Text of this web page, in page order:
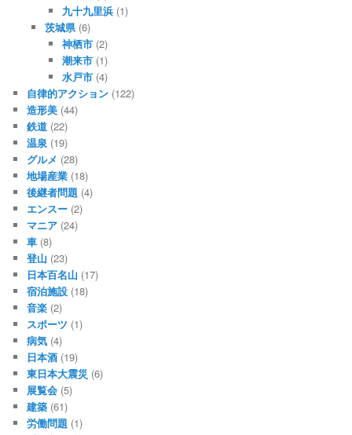
九十九里浜 (1)
茨城県(6)
神栖市 (2)
潮来市 (1)
水戸市 (4)
自律的アクション (122)
造形美 (44)
鉄道 (22)
温泉 (19)
グルメ (28)
地場産業 (18)
後継者問題 (4)
エンスー (2)
マニア (24)
車 (8)
登山 (23)
日本百名山 (17)
宿泊施設 (18)
音楽 (2)
スポーツ (1)
病気 (4)
日本酒 (19)
東日本大震災 (6)
展覧会 (5)
建築 (61)
労働問題 (1)